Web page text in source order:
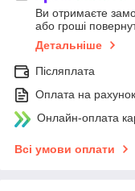
Ви отримаєте
або гроші
Детальніше
Післяплата
Оплата на рахунок
Онлайн-оплата
Всі умови оплати